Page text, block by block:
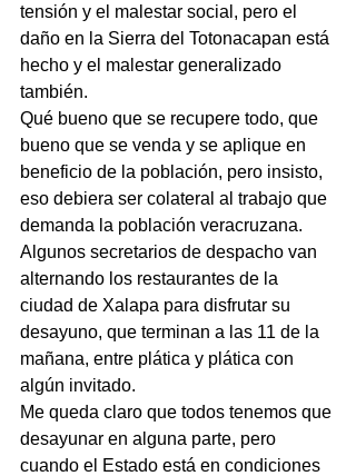
tensión y el malestar social, pero el
daño en la Sierra del Totonacapan está
hecho y el malestar generalizado
también.
Qué bueno que se recupere todo, que
bueno que se venda y se aplique en
beneficio de la población, pero insisto,
eso debiera ser colateral al trabajo que
demanda la población veracruzana.
Algunos secretarios de despacho van
alternando los restaurantes de la
ciudad de Xalapa para disfrutar su
desayuno, que terminan a las 11 de la
mañana, entre plática y plática con
algún invitado.
Me queda claro que todos tenemos que
desayunar en alguna parte, pero
cuando el Estado está en condiciones